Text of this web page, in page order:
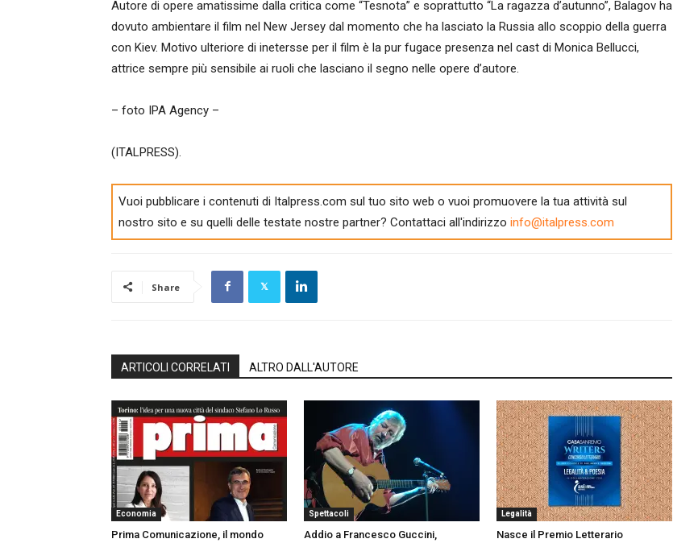
Autore di opere amatissime dalla critica come “Tesnota” e soprattutto “La ragazza d’autunno”, Balagov ha
dovuto ambientare il film nel New Jersey dal momento che ha lasciato la Russia allo scoppio della guerra
con Kiev. Motivo ulteriore di inetersse per il film è la pur fugace presenza nel cast di Monica Bellucci,
attrice sempre più sensibile ai ruoli che lasciano il segno nelle opere d’autore.
– foto IPA Agency –
(ITALPRESS).
Vuoi pubblicare i contenuti di Italpress.com sul tuo sito web o vuoi promuovere la tua attività sul
nostro sito e su quelli delle testate nostre partner? Contattaci all'indirizzo info@italpress.com
Share
ARTICOLI CORRELATI ALTRO DALL'AUTORE
Economia
Prima Comunicazione, il mondo
Spettacoli
Addio a Francesco Guccini,
Legalità
Nasce il Premio Letterario